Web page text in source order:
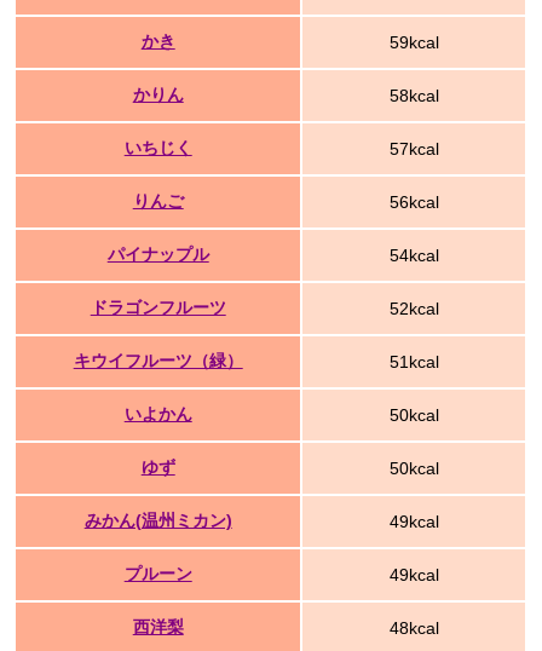
かき 59kcal
かりん 58kcal
いちじく 57kcal
りんご 56kcal
パイナップル 54kcal
ドラゴンフルーツ 52kcal
キウイフルーツ（緑） 51kcal
いよかん 50kcal
ゆず 50kcal
みかん(温州ミカン) 49kcal
プルーン 49kcal
西洋梨 48kcal